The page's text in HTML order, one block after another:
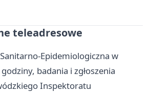
teleadresowe
Epidemiologiczna w
badania i zgłoszenia
Inspektoratu